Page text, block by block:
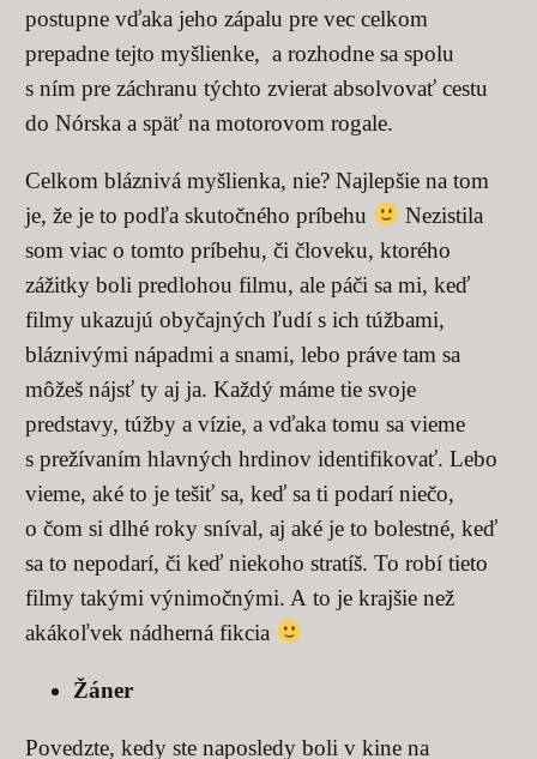
postupne vďaka jeho zápalu pre vec celkom
prepadne tejto myšlienke, a rozhodne sa spolu
s ním pre záchranu týchto zvierat absolvovať cestu
do Nórska a späť na motorovom rogale.
Celkom bláznivá myšlienka, nie? Najlepšie na tom
je, že je to podľa skutočného príbehu
Nezistila
som viac o tomto príbehu, či človeku, ktorého
zážitky boli predlohou filmu, ale páči sa mi, keď
filmy ukazujú obyčajných ľudí s ich túžbami,
bláznivými nápadmi a snami, lebo práve tam sa
môžeš nájsť ty aj ja. Každý máme tie svoje
predstavy, túžby a vízie, a vďaka tomu sa vieme
s prežívaním hlavných hrdinov identifikovať. Lebo
vieme, aké to je tešiť sa, keď sa ti podarí niečo,
o čom si dlhé roky sníval, aj aké je to bolestné, keď
sa to nepodarí, či keď niekoho stratíš. To robí tieto
filmy takými výnimočnými. A to je krajšie než
akákoľvek nádherná fikcia
Žáner
Povedzte, kedy ste naposledy boli v kine na